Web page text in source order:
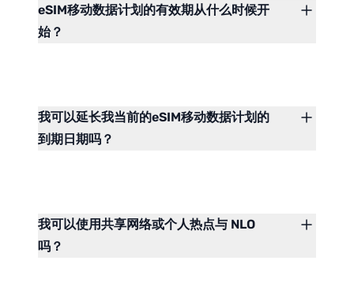
eSIM移动数据计划的有效期从什么时候开
始？
我可以延长我当前的eSIM移动数据计划的
到期日期吗？
我可以使用共享网络或个人热点与 NLO
吗？